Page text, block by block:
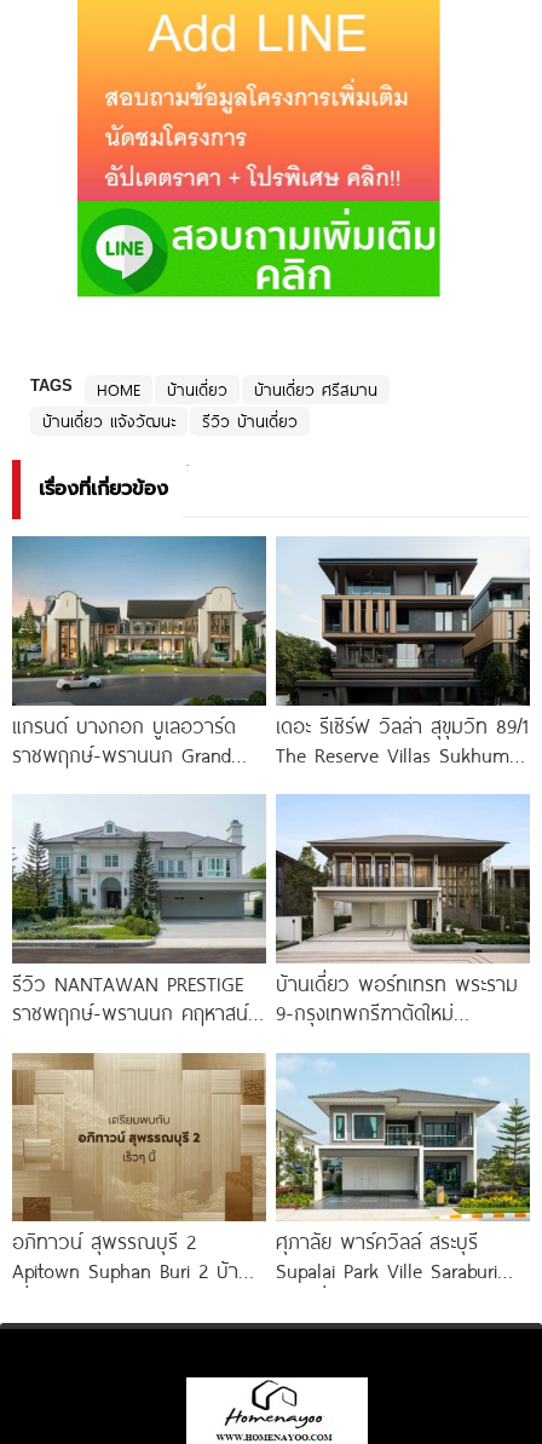
TAGS HOME บ้านเดี่ยว
บ้านเดี่ยว ศรีสมาน
บ้านเดี่ยว แจ้งวัฒนะ
รีวิว บ้านเดี่ยว
เรื่องที่เกี่ยวข้อง
แกรนด์ บางกอก บูเลอวาร์ด
ราชพฤกษ์-พรานนก Grand
Ratchaphruek-Prannok
คฤหาสน์หรู ซีรีส์ใหม่
เดอะ รีเซิร์ฟ วิลล่า สุขุมวิท 89/1
The Reserve Villas Sukhumvit
รีวิว NANTAWAN PRESTIGE
ราชพฤกษ์-พรานนก คฤหาสน์
เริ่ม
บ้านเดี่ยว พอร์ทเทรท พระราม
9-กรุงเทพกรีฑาตัดใหม่
Krungthep Kreetha เอกสิทธิ์
เพียง
อภิทาวน์ สุพรรณบุรี 2
Apitown Suphan Buri 2 บ้าน
AP ทำเลตรงข้าม
ศุภาลัย พาร์ควิลล์ สระบุรี
Supalai Park Ville Saraburi
บนทำเลติดถนนใหญ่ เริ่ม